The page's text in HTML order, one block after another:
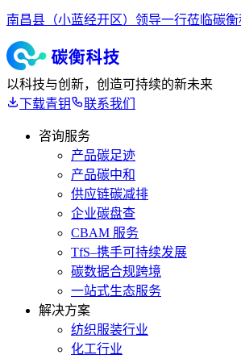
南昌县（小蓝经开区）领导一行莅临碳
以科技与创新，创造可持续的新未来
下载青钥
联系我们
咨询服务
产品碳足迹
产品碳中和
供应链碳减排
企业碳盘查
CBAM 服务
TfS–携手可持续发展
碳数据合规跨境
一站式生态服务
解决方案
纺织服装行业
化工行业